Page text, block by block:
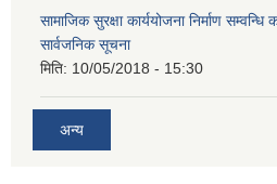
सामाजिक सुरक्षा कार्ययोजना निर्माण सम्वन्धि
सार्वजनिक सूचना
मिति: 10/05/2018 - 15:30
अन्य